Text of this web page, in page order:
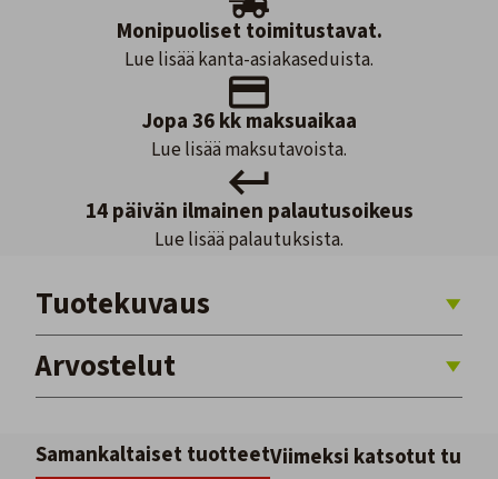
Monipuoliset toimitustavat.
Lue lisää kanta-asiakaseduista.
Jopa 36 kk maksuaikaa
Lue lisää maksutavoista.
14 päivän ilmainen palautusoikeus
Lue lisää palautuksista.
Tuotekuvaus
Arvostelut
Samankaltaiset tuotteetViimeksi katsotut